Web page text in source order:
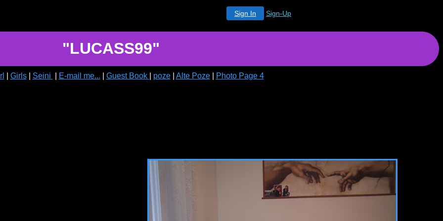
Sign In Sign-Up
"LUCASS99"
Girls| Seini E-mail me... Guest Book poze| Alte Poze| Photo Page 4